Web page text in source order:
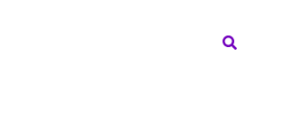
Search